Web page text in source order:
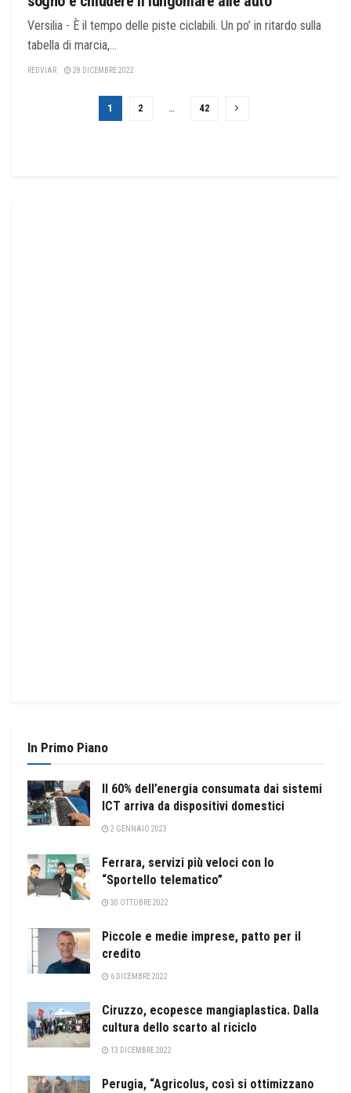
Versilia - È il tempo delle piste ciclabili. Un po’ in ritardo sulla
tabella di marcia,...
REDVIAR 28 DICEMBRE 2022
1 2 … 42
In Primo Piano
Il 60% dell’energia consumata dai sistemi
ICT arriva da dispositivi domestici
2 GENNAIO 2023
Ferrara, servizi più veloci con lo
“Sportello telematico”
30 OTTOBRE 2022
Piccole e medie imprese, patto per il
credito
6 DICEMBRE 2022
Ciruzzo, ecopesce mangiaplastica. Dalla
cultura dello scarto al riciclo
13 DICEMBRE 2022
Perugia, “Agricolus, così si ottimizzano